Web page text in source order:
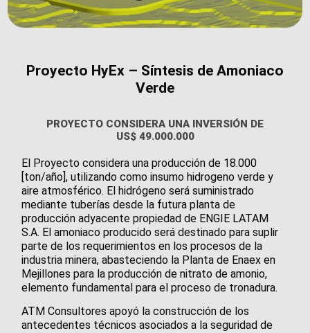
Proyecto HyEx – Síntesis de Amoniaco
Verde
PROYECTO CONSIDERA UNA INVERSIÓN DE
US$ 49.000.000
El Proyecto considera una producción de 18.000
[ton/año], utilizando como insumo hidrogeno verde y
aire atmosférico. El hidrógeno será suministrado
mediante tuberías desde la futura planta de
producción adyacente propiedad de ENGIE LATAM
S.A. El amoniaco producido será destinado para suplir
parte de los requerimientos en los procesos de la
industria minera, abasteciendo la Planta de Enaex en
Mejillones para la producción de nitrato de amonio,
elemento fundamental para el proceso de tronadura.
ATM Consultores apoyó la construcción de los
antecedentes técnicos asociados a la seguridad de